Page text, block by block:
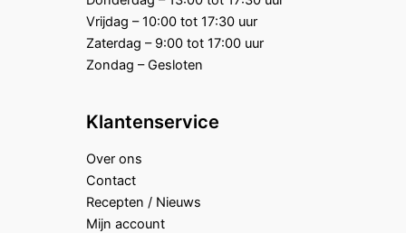
Vrijdag – 10:00 tot 17:30 uur
Zaterdag – 9:00 tot 17:00 uur
Zondag – Gesloten
Klantenservice
Over ons
Contact
Recepten / Nieuws
Mijn account